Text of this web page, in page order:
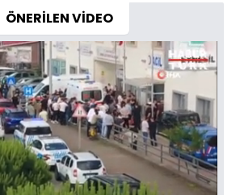
ÖNERİLEN VİDEO